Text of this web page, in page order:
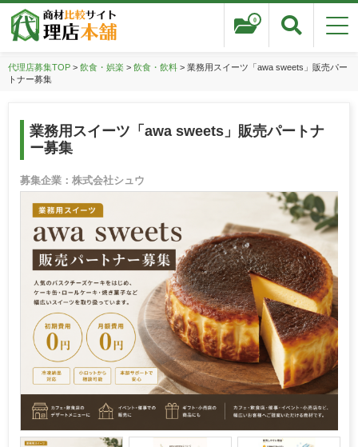
0
代理店募集TOP> 飲食・娯楽 > 飲食・飲料> 業務用スイーツ「awa sweets」販売パー
トナー募集
業務用スイーツ「awa sweets」販売パートナ
ー募集
募集企業：株式会社シュウ